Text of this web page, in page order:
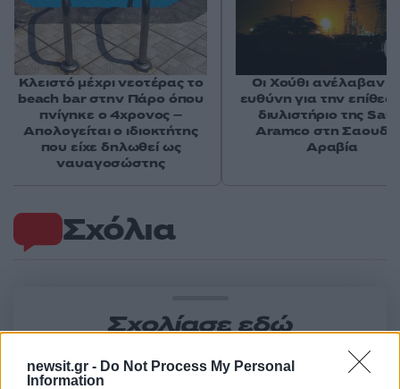
newsit.gr - Do Not Process My Personal
Information
Σχόλια
Σχολίασε εδώ
Κλειστό μέχρι νεοτέρας το
beach bar στην Πάρο όπου
πνίγηκε ο 4χρονος –
Απολογείται ο ιδιοκτήτης
που είχε δηλωθεί ως
ναυαγοσώστης
Οι Χούθι ανέλαβαν
ευθύνη για την
διυλιστήριο της
Aramco στη
Αραβία